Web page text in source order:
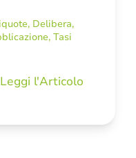
, Delibera,
, Tasi
Leggi l'Articolo